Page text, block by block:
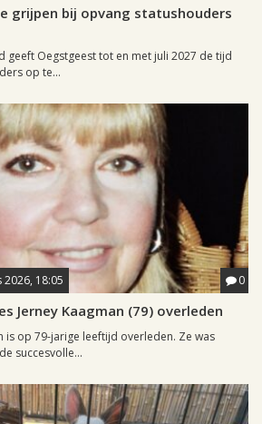
grijpen bij opvang statushouders
geeft Oegstgeest tot en met juli 2027 de tijd
op te...
18:05 0
Jerney Kaagman (79) overleden
is op 79-jarige leeftijd overleden. Ze was
succesvolle...